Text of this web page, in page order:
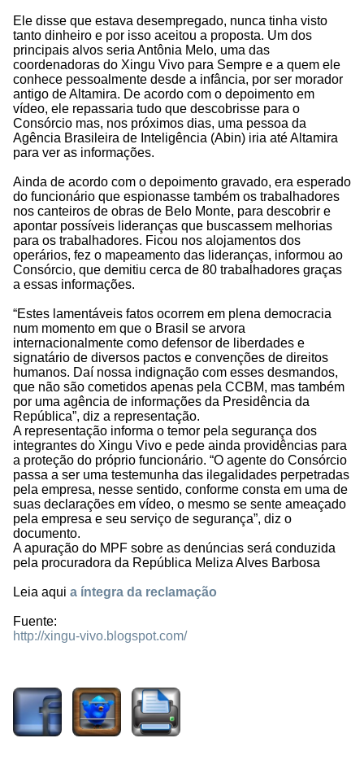
Ele disse que estava desempregado, nunca tinha visto
tanto dinheiro e por isso aceitou a proposta. Um dos
principais alvos seria Antônia Melo, uma das
coordenadoras do Xingu Vivo para Sempre e a quem ele
conhece pessoalmente desde a infância, por ser morador
antigo de Altamira. De acordo com o depoimento em
vídeo, ele repassaria tudo que descobrisse para o
Consórcio mas, nos próximos dias, uma pessoa da
Agência Brasileira de Inteligência (Abin) iria até Altamira
para ver as informações.
Ainda de acordo com o depoimento gravado, era esperado
do funcionário que espionasse também os trabalhadores
nos canteiros de obras de Belo Monte, para descobrir e
apontar possíveis lideranças que buscassem melhorias
para os trabalhadores. Ficou nos alojamentos dos
operários, fez o mapeamento das lideranças, informou ao
Consórcio, que demitiu cerca de 80 trabalhadores graças
a essas informações.
“Estes lamentáveis fatos ocorrem em plena democracia
num momento em que o Brasil se arvora
internacionalmente como defensor de liberdades e
signatário de diversos pactos e convenções de direitos
humanos. Daí nossa indignação com esses desmandos,
que não são cometidos apenas pela CCBM, mas também
por uma agência de informações da Presidência da
República”, diz a representação.
A representação informa o temor pela segurança dos
integrantes do Xingu Vivo e pede ainda providências para
a proteção do próprio funcionário. “O agente do Consórcio
passa a ser uma testemunha das ilegalidades perpetradas
pela empresa, nesse sentido, conforme consta em uma de
suas declarações em vídeo, o mesmo se sente ameaçado
pela empresa e seu serviço de segurança”, diz o
documento.
A apuração do MPF sobre as denúncias será conduzida
pela procuradora da República Meliza Alves Barbosa
Leia aqui a íntegra da reclamação
Fuente:
http://xingu-vivo.blogspot.com/